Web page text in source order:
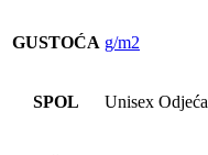
GUSTOĆA g/m2
SPOL Unisex Odjeća